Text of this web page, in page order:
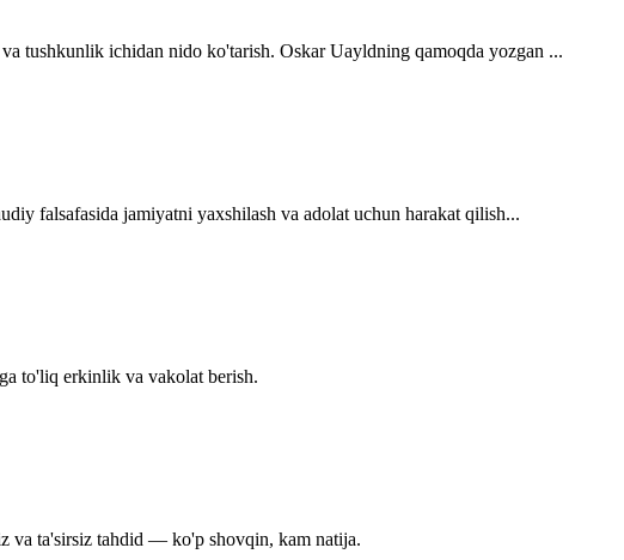
tushkunlik ichidan nido ko'tarish. Oskar Uayldning qamoqda yozgan ...
falsafasida jamiyatni yaxshilash va adolat uchun harakat qilish...
to'liq erkinlik va vakolat berish.
va ta'sirsiz tahdid — ko'p shovqin, kam natija.